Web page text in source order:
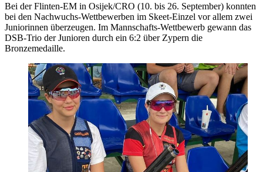
Bei der Flinten-EM in Osijek/CRO (10. bis 26. September) konnten
bei den Nachwuchs-Wettbewerben im Skeet-Einzel vor allem zwei
Juniorinnen überzeugen. Im Mannschafts-Wettbewerb gewann das
DSB-Trio der Junioren durch ein 6:2 über Zypern die
Bronzemedaille.